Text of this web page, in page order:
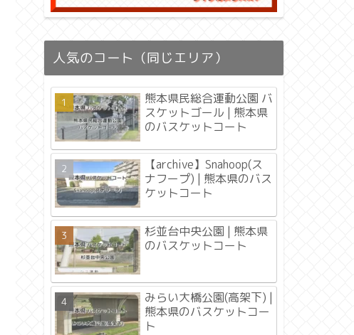
人気のコート（同じエリア）
熊本県民総合運動公園 バ
スケットゴール | 熊本県
のバスケットコート
【archive】Snahoop(ス
ナフープ) | 熊本県のバス
ケットコート
杉並台中央公園 | 熊本県
のバスケットコート
みらい大橋公園(高架下) |
熊本県のバスケットコー
ト